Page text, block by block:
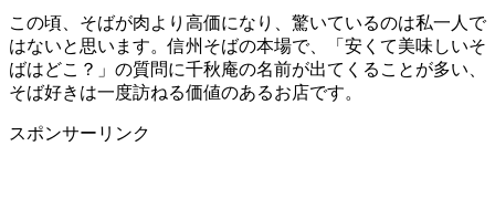
この頃、そばが肉より高価になり、驚いているのは私一人で
はないと思います。信州そばの本場で、「安くて美味しいそ
ばはどこ？」の質問に千秋庵の名前が出てくることが多い、
そば好きは一度訪ねる価値のあるお店です。
スポンサーリンク